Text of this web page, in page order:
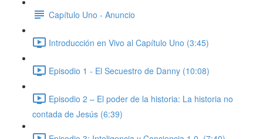
Capítulo Uno - Anuncio
Introducción en Vivo al Capítulo Uno (3:45)
Episodio 1 - El Secuestro de Danny (10:08)
Episodio 2 – El poder de la historia: La historia no
contada de Jesús (6:39)